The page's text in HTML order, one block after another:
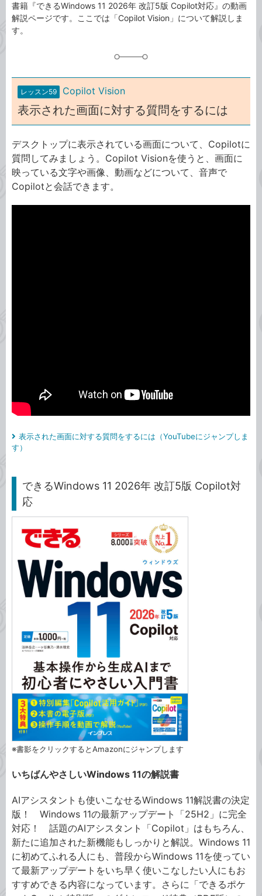
書籍『できるWindows 11 2026年 改訂5版 Copilot対応』の動画
解説ページです。ここでは「Copilot Vision」について解説しま
す。
レッスン59 Copilot Vision
表示された画面に対する質問をするには
デスクトップに表示されている画面について、Copilotに
質問してみましょう。Copilot Visionを使うと、画面に
映っている文字や画像、動画などについて、音声で
Copilotと会話できます。
表示された画面に対する質問をするには（YouTubeにジャンプしま
す）
できるWindows 11 2026年 改訂5版 Copilot対
応
※書影をクリックするとAmazonにジャンプします
いちばんやさしいWindows 11の解説書
AIアシスタントも使いこなせるWindows 11解説書の決定
版！ Windows 11の最新アップデート「25H2」に完全
対応！ 話題のAIアシスタント「Copilot」はもちろん、
新たに追加された新機能もしっかりと解説。Windows 11
に初めてふれる人にも、普段からWindows 11を使ってい
て最新アップデートをいち早く使いこなしたい人にもお
すすめできる内容になっています。さらに「できるポケ